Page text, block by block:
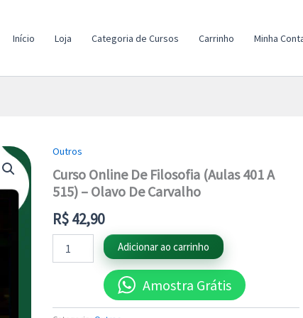
Início Loja Categoria de Cursos Carrinho Minha
Outros
Curso Online De Filosofia (Aulas 401 A
515) – Olavo De Carvalho
R$42,90
Curso
Online
De
Filosofia
(Aulas
401
A
515)
-
Carvalho
Adicionar ao carrinho
Amostra Grátis